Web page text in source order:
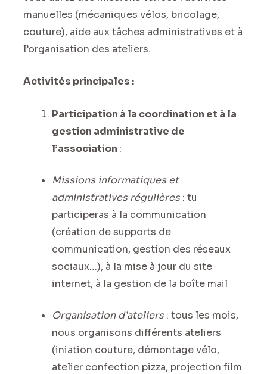
manuelles (mécaniques vélos, bricolage,
couture), aide aux tâches administratives et à
l’organisation des ateliers.
Activités principales :
Participation à la coordination et à la
gestion administrative de
l’association :
Missions informatiques et
administratives régulières: tu
participeras à la communication
(création de supports de
communication, gestion des réseaux
sociaux…), à la mise à jour du site
internet, à la gestion de la boîte mail
Organisation d’ateliers: tous les mois,
nous organisons différents ateliers
(iniation couture, démontage vélo,
atelier confection pizza, projection film